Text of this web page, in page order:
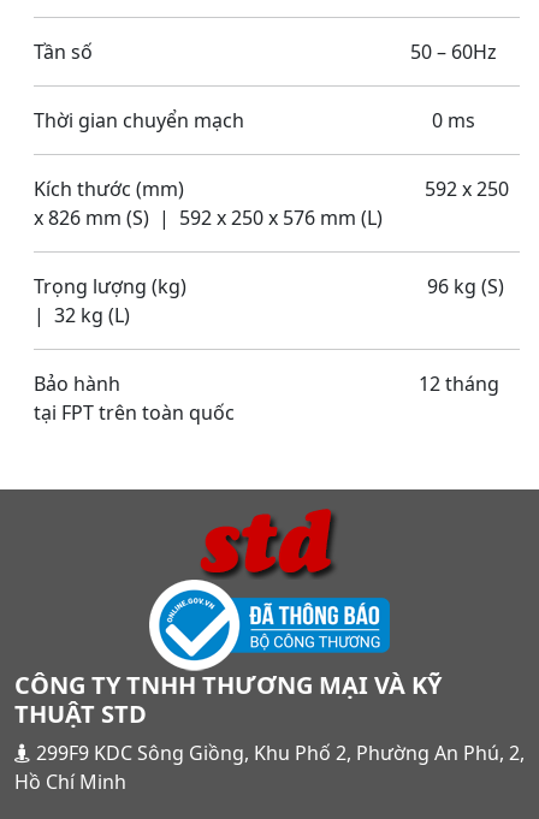
Tần số 50 – 60Hz
Thời gian chuyển mạch 0 ms
Kích thước (mm) 592 x 250
x 826 mm (S) | 592 x 250 x 576 mm (L)
Trọng lượng (kg) 96 kg (S)
| 32 kg (L)
Bảo hành 12 tháng
tại FPT trên toàn quốc
CÔNG TY TNHH THƯƠNG MẠI VÀ KỸ
THUẬT STD
299F9 KDC Sông Giồng, Khu Phố 2, Phường An Phú, 2,
Hồ Chí Minh